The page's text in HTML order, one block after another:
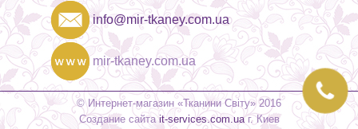
info@mir-tkaney.com.ua
mir-tkaney.com.ua
© Интернет-магазин «Тканини Світу» 2016
Создание сайтаit-services.com.uaг. Киев